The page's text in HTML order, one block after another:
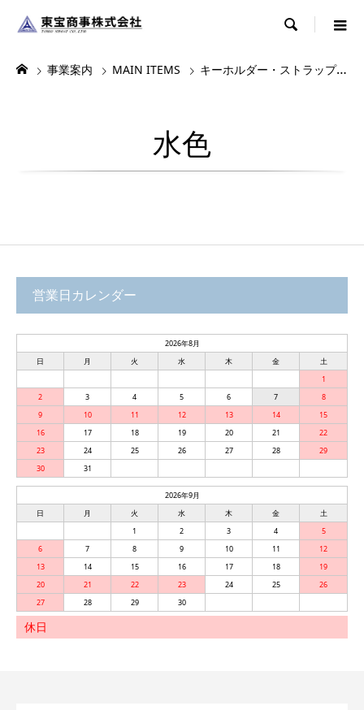

事業案内 MAIN ITEMS キーホルダー・ストラップ・根付
水色
営業日カレンダー
2026年8月
日
月 火 水 木 金
土
1
2
3 4 5 6 7
8
9
10 11 12 13 14
15
16
17 18 19 20 21
22
23
24 25 26 27 28
29
30
31
2026年9月
日
月 火 水 木 金
土
1
2 3 4
5
6
7 8 9 10 11
12
13
14 15 16 17 18
19
20
21 22 23 24 25
26
27
28 29 30
休日